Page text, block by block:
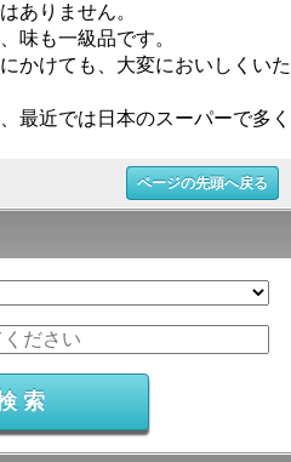
ありません。
味も一級品です。
かけても、大変においしくいた
最近では日本のスーパーで多く
ページの先頭へ戻る